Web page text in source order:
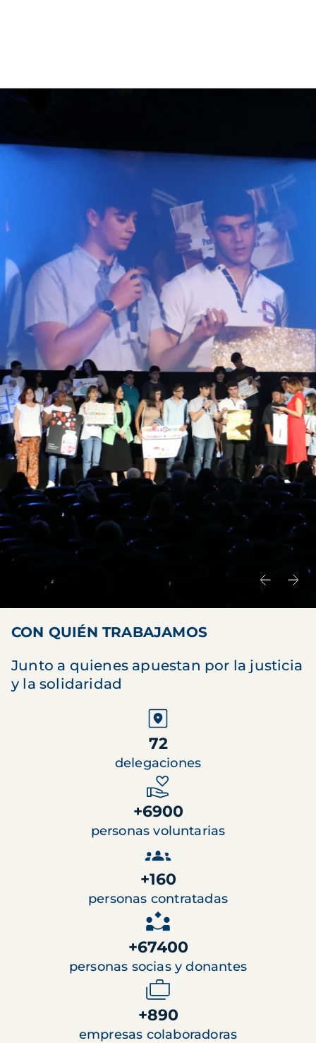
CON QUIÉN TRABAJAMOS
Junto a quienes apuestan por la justicia
y la solidaridad
72
delegaciones
+6900
personas voluntarias
+160
personas contratadas
+67400
personas socias y donantes
+890
empresas colaboradoras